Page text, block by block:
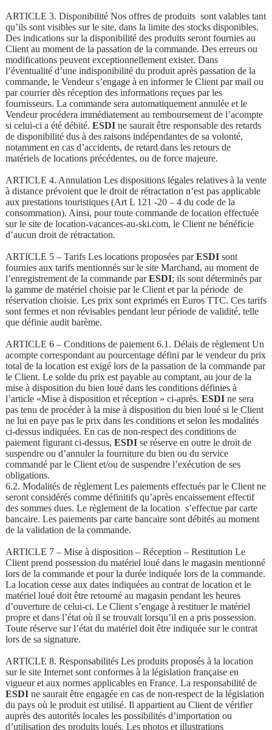
ARTICLE 3. Disponibilité Nos offres de produits sont valables tant
qu’ils sont visibles sur le site, dans la limite des stocks disponibles.
Des indications sur la disponibilité des produits seront fournies au
Client au moment de la passation de la commande. Des erreurs ou
modifications peuvent exceptionnellement exister. Dans
l’éventualité d’une indisponibilité du produit après passation de la
commande, le Vendeur s’engage à en informer le Client par mail ou
par courrier dès réception des informations reçues par les
fournisseurs. La commande sera automatiquement annulée et le
Vendeur procédera immédiatement au remboursement de l’acompte
si celui-ci a été débité. ESDIne saurait être responsable des retards
de disponibilité dus à des raisons indépendantes de sa volonté,
notamment en cas d’accidents, de retard dans les retours de
matériels de locations précédentes, ou de force majeure.
ARTICLE 4. Annulation Les dispositions légales relatives à la vente
à distance prévoient que le droit de rétractation n’est pas applicable
aux prestations touristiques (Art L 121 -20 – 4 du code de la
consommation). Ainsi, pour toute commande de location effectuée
sur le site de location-vacances-au-ski.com, le Client ne bénéficie
d’aucun droit de rétractation.
ARTICLE 5 – Tarifs Les locations proposées parESDIsont
fournies aux tarifs mentionnés sur le site Marchand, au moment de
l’enregistrement de la commande parESDI; ils sont déterminés par
la gamme de matériel choisie par le Client et par la période de
réservation choisie. Les prix sont exprimés en Euros TTC. Ces tarifs
sont fermes et non révisables pendant leur période de validité, telle
que définie audit barème.
ARTICLE 6 – Conditions de paiement 6.1. Délais de règlement Un
acompte correspondant au pourcentage défini par le vendeur du prix
total de la location est exigé lors de la passation de la commande par
le Client. Le solde du prix est payable au comptant, au jour de la
mise à disposition du bien loué dans les conditions définies à
l’article «Mise à disposition et réception » ci-après. ESDIne sera
pas tenu de procéder à la mise à disposition du bien loué si le Client
ne lui en paye pas le prix dans les conditions et selon les modalités
ci-dessus indiquées. En cas de non-respect des conditions de
paiement figurant ci-dessus, ESDIse réserve en outre le droit de
suspendre ou d’annuler la fourniture du bien ou du service
commandé par le Client et/ou de suspendre l’exécution de ses
obligations.
6.2. Modalités de règlement Les paiements effectués par le Client ne
seront considérés comme définitifs qu’après encaissement effectif
des sommes dues. Le règlement de la location s’effectue par carte
bancaire. Les paiements par carte bancaire sont débités au moment
de la validation de la commande.
ARTICLE 7 – Mise à disposition – Réception – Restitution Le
Client prend possession du matériel loué dans le magasin mentionné
lors de la commande et pour la durée indiquée lors de la commande.
La location cesse aux dates indiquées au contrat de location et le
matériel loué doit être retourné au magasin pendant les heures
d’ouverture de celui-ci. Le Client s’engage à restituer le matériel
propre et dans l’état où il se trouvait lorsqu’il en a pris possession.
Toute réserve sur l’état du matériel doit être indiquée sur le contrat
lors de sa signature.
ARTICLE 8. Responsabilités Les produits proposés à la location
sur le site Internet sont conformes à la législation française en
vigueur et aux normes applicables en France. La responsabilité de
ESDIne saurait être engagée en cas de non-respect de la législation
du pays où le produit est utilisé. Il appartient au Client de vérifier
auprès des autorités locales les possibilités d’importation ou
d’utilisation des produits loués. Les photos et illustrations